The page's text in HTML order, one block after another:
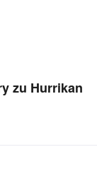
zu Hurrikan